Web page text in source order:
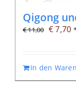
Qigong
€11,00
€ 11,00
€7,70
In den